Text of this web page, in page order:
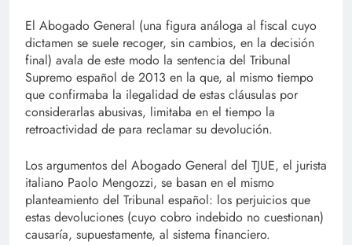
El Abogado General (una figura análoga al fiscal cuyo
dictamen se suele recoger, sin cambios, en la decisión
final) avala de este modo la sentencia del Tribunal
Supremo español de 2013 en la que, al mismo tiempo
que confirmaba la ilegalidad de estas cláusulas por
considerarlas abusivas, limitaba en el tiempo la
retroactividad de para reclamar su devolución.
Los argumentos del Abogado General del TJUE, el jurista
italiano Paolo Mengozzi, se basan en el mismo
planteamiento del Tribunal español: los perjuicios que
estas devoluciones (cuyo cobro indebido no cuestionan)
causaría, supuestamente, al sistema financiero.